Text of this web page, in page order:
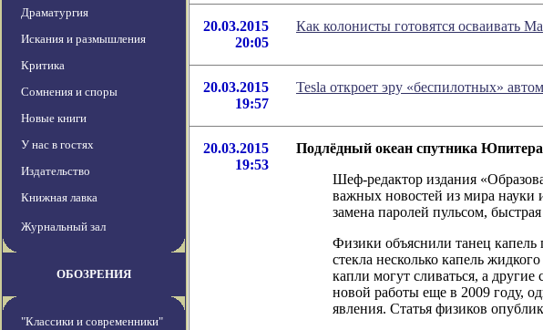
Драматургия
Искания и размышления
Критика
Сомнения и споры
Новые книги
У нас в гостях
Издательство
Книжная лавка
Журнальный зал
ОБОЗРЕНИЯ
"Классики и современники"
20.03.2015
20:05
Как колонисты готовятся осваивать
20.03.2015
19:57
Tesla откроет эру «беспилотных»
20.03.2015
19:53
Подлёдный океан спутника
Шеф-редактор издания
важных новостей из мира науки
замена паролей пульсом,
Физики объяснили танец
стекла несколько капель
капли могут сливаться, а
новой работы еще в 2009 году,
явления. Статья физиков